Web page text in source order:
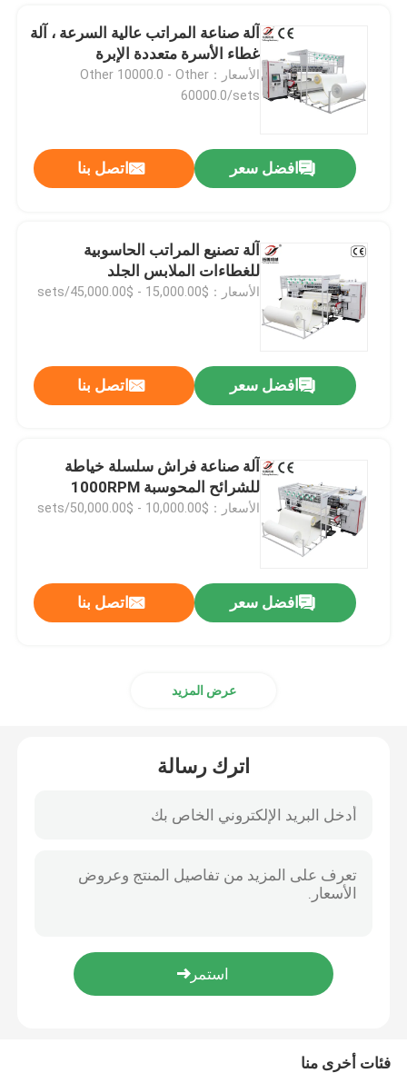
آلة صناعة المراتب عالية السرعة ، آلة
غطاء الأسرة متعددة الإبرة
الأسعار：Other 10000.0 - Other
60000.0/sets
افضل سعر اتصل بنا
آلة تصنيع المراتب الحاسوبية
للغطاءات الملابس الجلد
الأسعار：$15,000.00 - $45,000.00/sets
افضل سعر اتصل بنا
آلة صناعة فراش سلسلة خياطة
للشرائح المحوسبة 1000RPM
الأسعار：$10,000.00 - $50,000.00/sets
افضل سعر اتصل بنا
عرض المزيد
اترك رسالة
فئات أخرى منا